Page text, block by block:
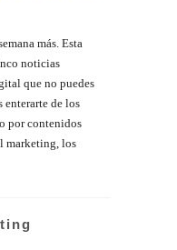
más. Esta
noticias
que no puedes
enterarte de los
por contenidos
marketing, los